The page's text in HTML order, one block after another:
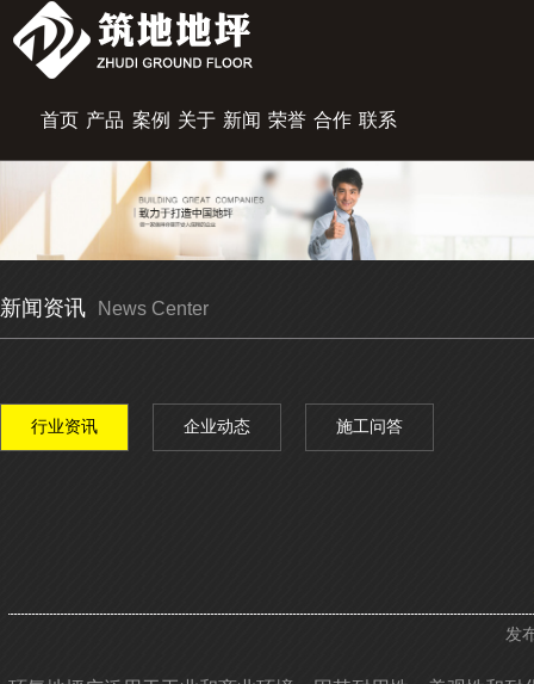
首页 产品
展示
案例
中心
关于
筑地
新闻
资讯
荣誉 合作
伙伴
联系
我们
新闻资讯 News Center
行业资讯 企业动态 施工问答
发